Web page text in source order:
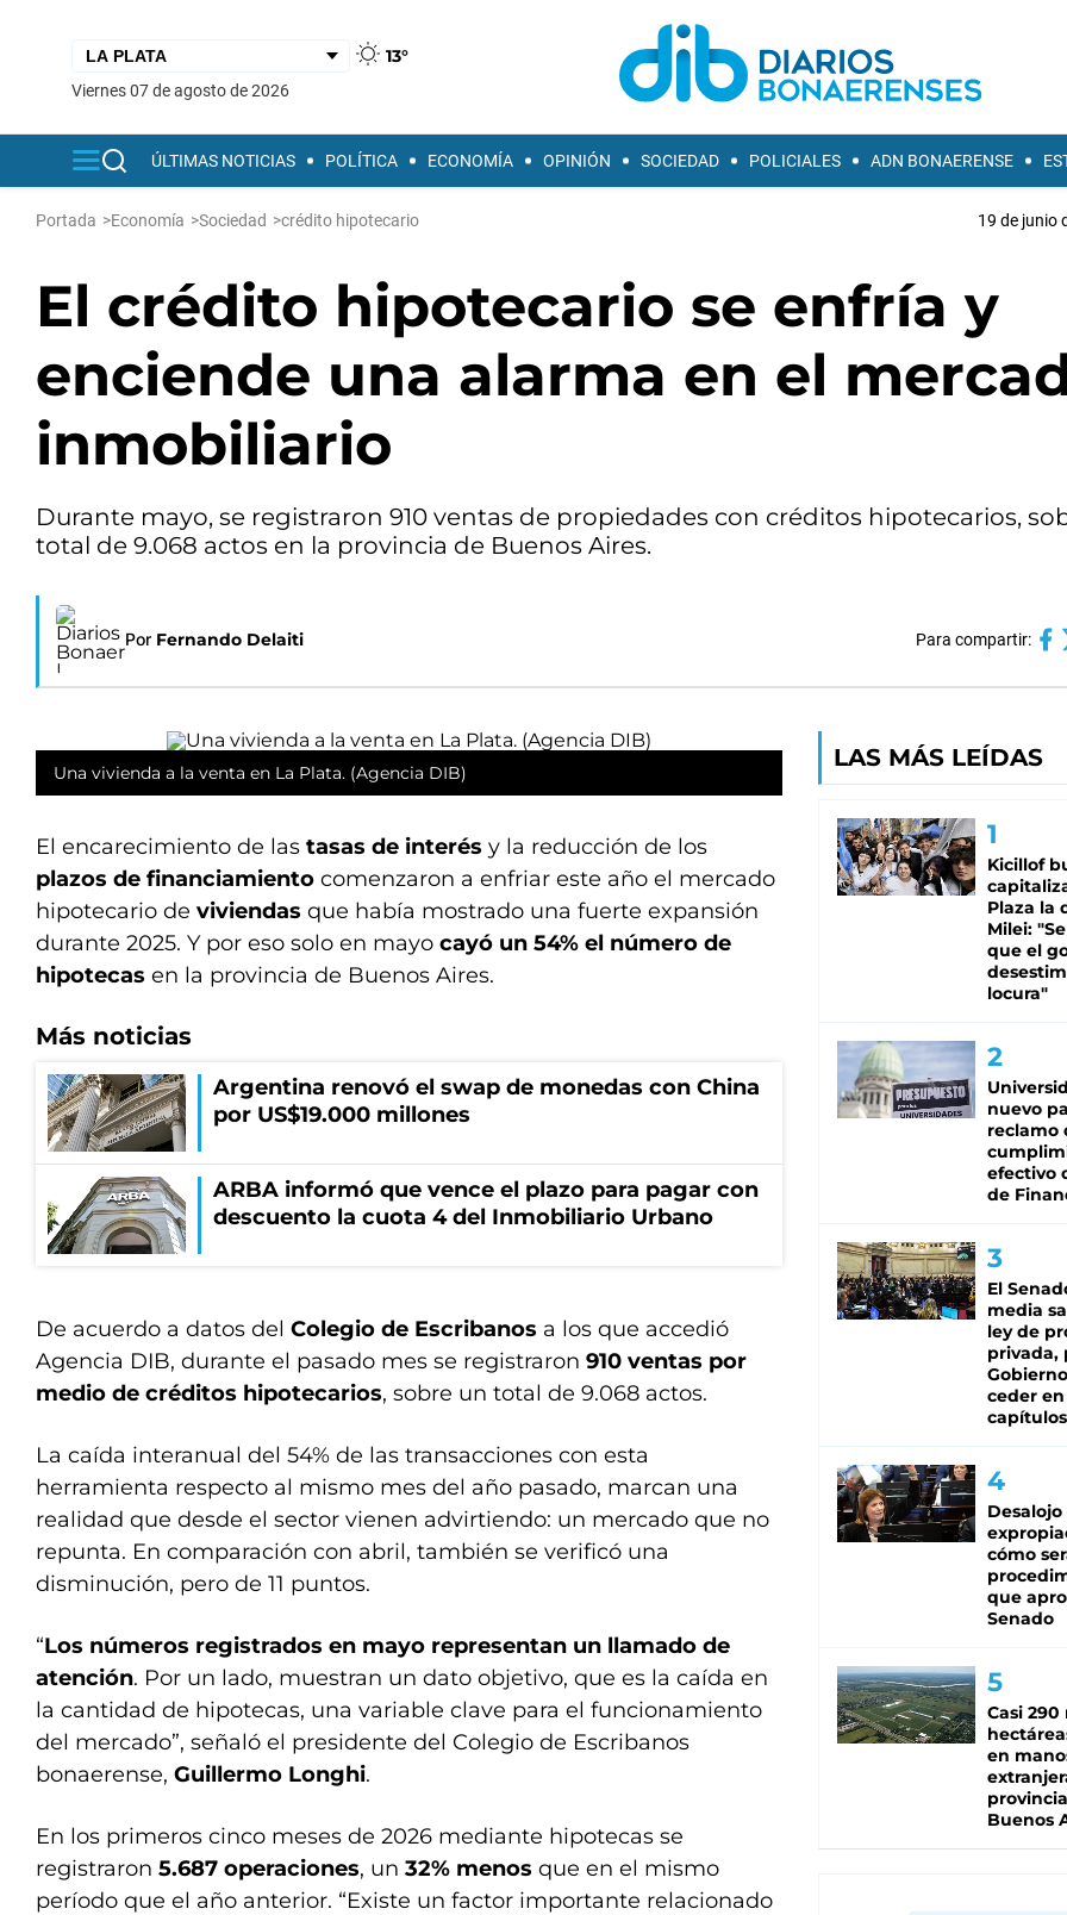
13°
viernes 07 de agosto de 2026
ÚLTIMAS NOTICIAS POLÍTICA ECONOMÍA OPINIÓN SOCIEDAD POLICIALES ADN BONAERENSE
Portada >Economía >Sociedad >crédito hipotecario 19 de junio
El crédito hipotecario se enfría y
enciende una alarma en el
inmobiliario
Durante mayo, se registraron 910 ventas de propiedades con créditos hipotecarios,
total de 9.068 actos en la provincia de Buenos Aires.
Por Fernando Delaiti Para compartir:
Una vivienda a la venta en La Plata. (Agencia DIB)
El encarecimiento de las tasas de interés y la reducción de los
plazos de financiamiento comenzaron a enfriar este año el mercado
hipotecario de viviendas que había mostrado una fuerte expansión
durante 2025. Y por eso solo en mayo cayó un 54% el número de
hipotecas en la provincia de Buenos Aires.
Más noticias
Argentina renovó el swap de monedas con China
por US$19.000 millones
ARBA informó que vence el plazo para pagar con
descuento la cuota 4 del Inmobiliario Urbano
De acuerdo a datos del Colegio de Escribanos a los que accedió
Agencia DIB, durante el pasado mes se registraron 910 ventas por
medio de créditos hipotecarios, sobre un total de 9.068 actos.
La caída interanual del 54% de las transacciones con esta
herramienta respecto al mismo mes del año pasado, marcan una
realidad que desde el sector vienen advirtiendo: un mercado que no
repunta. En comparación con abril, también se verificó una
disminución, pero de 11 puntos.
“Los números registrados en mayo representan un llamado de
atención. Por un lado, muestran un dato objetivo, que es la caída en
la cantidad de hipotecas, una variable clave para el funcionamiento
del mercado”, señaló el presidente del Colegio de Escribanos
bonaerense, Guillermo Longhi.
En los primeros cinco meses de 2026 mediante hipotecas se
registraron 5.687 operaciones, un 32% menos que en el mismo
período que el año anterior. “Existe un factor importante relacionado
LAS MÁS LEÍDAS
Kicillof
Plaza la
Milei:
que el
locura"
nuevo
reclamo
efectivo
de
El
media
ley de
privada,
ceder
capítulos
cómo
que
Senado
Casi 290
en
Buenos